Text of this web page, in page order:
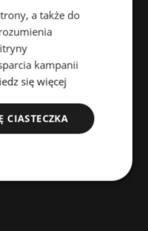
a także do
kampanii
się więcej
CIASTECZKA